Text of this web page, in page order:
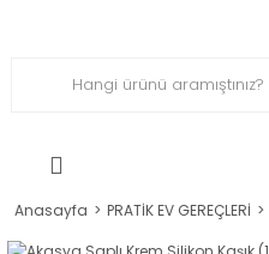
Anasayfa PRATİK EV GEREÇLERİ